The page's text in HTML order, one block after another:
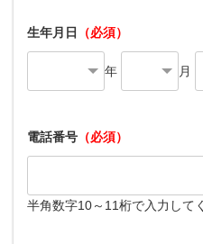
生年月日 （必須）
年 月
電話番号 （必須）
半角数字10～11桁で入力して